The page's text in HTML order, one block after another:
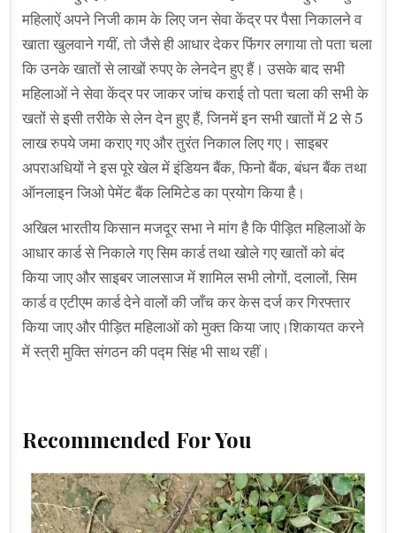
महिलाऐं अपने निजी काम के लिए जन सेवा केंद्र पर पैसा निकालने व
खाता खुलवाने गयीं, तो जैसे ही आधार देकर फिंगर लगाया तो पता चला
कि उनके खातों से लाखों रुपए के लेनदेन हुए हैं। उसके बाद सभी
महिलाओं ने सेवा केंद्र पर जाकर जांच कराई तो पता चला की सभी के
खतों से इसी तरीके से लेन देन हुए हैं, जिनमें इन सभी खातों में 2 से 5
लाख रुपये जमा कराए गए और तुरंत निकाल लिए गए। साइबर
अपराअधियों ने इस पूरे खेल में इंडियन बैंक, फिनो बैंक, बंधन बैंक तथा
ऑनलाइन जिओ पेमेंट बैंक लिमिटेड का प्रयोग किया है।
अखिल भारतीय किसान मजदूर सभा ने मांग है कि पीड़ित महिलाओं के
आधार कार्ड से निकाले गए सिम कार्ड तथा खोले गए खातों को बंद
किया जाए और साइबर जालसाज में शामिल सभी लोगों, दलालों, सिम
कार्ड व एटीएम कार्ड देने वालों की जाँच कर केस दर्ज कर गिरफ्तार
किया जाए और पीड़ित महिलाओं को मुक्त किया जाए।शिकायत करने
में स्त्री मुक्ति संगठन की पद्म सिंह भी साथ रहीं।
Recommended For You